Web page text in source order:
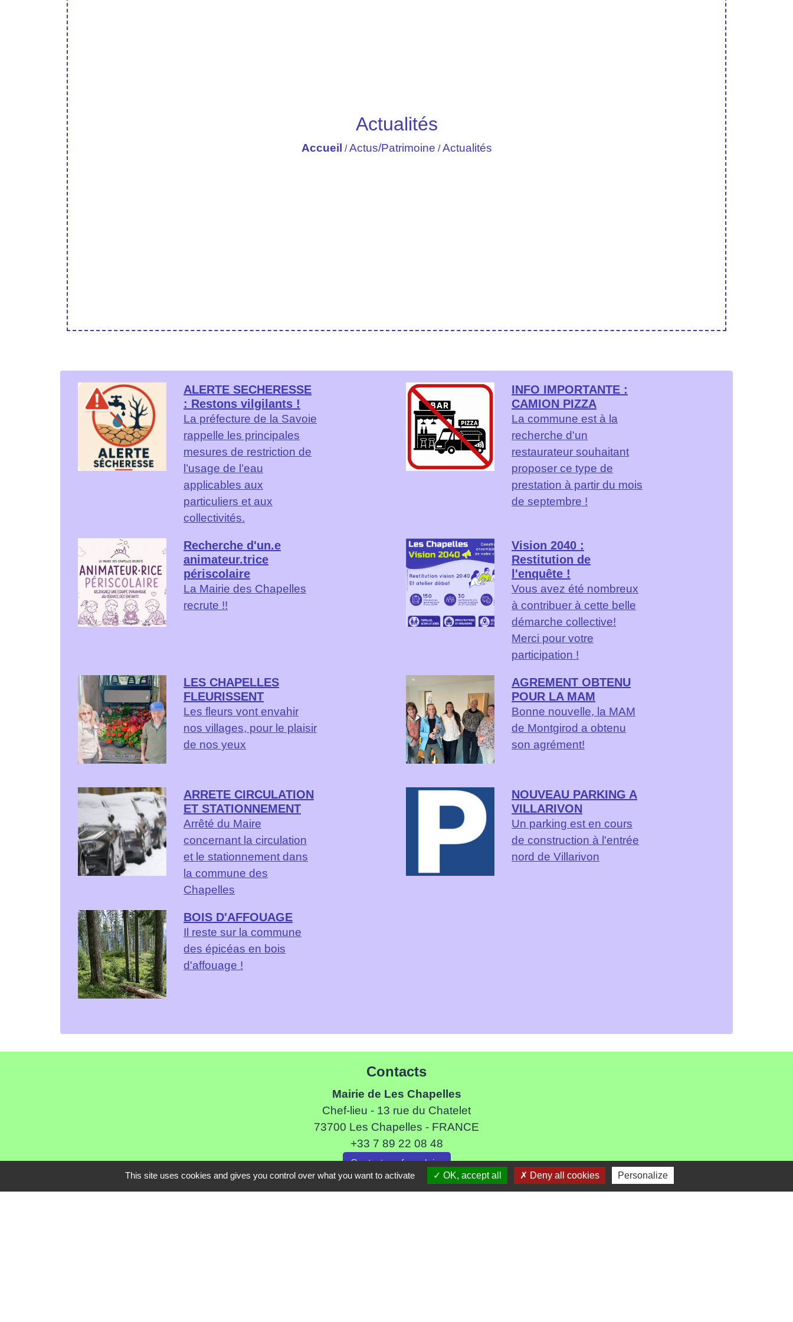
Actualités
Accueil /Actus/Patrimoine /Actualités
ALERTE SECHERESSE
: Restons vilgilants !
La préfecture de la Savoie
rappelle les principales
mesures de restriction de
l’usage de l’eau
applicables aux
particuliers et aux
collectivités.
INFO IMPORTANTE :
CAMION PIZZA
La commune est à la
recherche d'un
restaurateur souhaitant
proposer ce type de
prestation à partir du mois
de septembre !
Recherche d'un.e
animateur.trice
périscolaire
La Mairie des Chapelles
recrute !!
Vision 2040 :
Restitution de
l'enquête !
Vous avez été nombreux
à contribuer à cette belle
démarche collective!
Merci pour votre
participation !
LES CHAPELLES
FLEURISSENT
Les fleurs vont envahir
nos villages, pour le plaisir
de nos yeux
AGREMENT OBTENU
POUR LA MAM
Bonne nouvelle, la MAM
de Montgirod a obtenu
son agrément!
ARRETE CIRCULATION
ET STATIONNEMENT
Arrêté du Maire
concernant la circulation
et le stationnement dans
la commune des
Chapelles
NOUVEAU PARKING A
VILLARIVON
Un parking est en cours
de construction à l'entrée
nord de Villarivon
BOIS D'AFFOUAGE
Il reste sur la commune
des épicéas en bois
d'affouage !
Contacts
Mairie de Les Chapelles
Chef-lieu - 13 rue du Chatelet
73700 Les Chapelles - FRANCE
+33 7 89 22 08 48
Contact par formulaire
This site uses cookies and gives you control over what you want to activate OK, accept all Deny all cookies Personalize